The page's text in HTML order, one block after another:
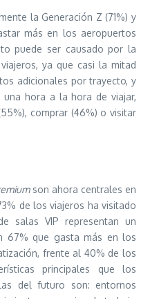
la Generación Z (71%) y
más en los aeropuertos
puede ser causado por la
ya que casi la mitad
adicionales por trayecto, y
hora a la hora de viajar,
comprar (46%) o visitar
son ahora centrales en
de los viajeros ha visitado
salas VIP representan un
67% que gasta más en los
frente al 40% de los
principales que los
del futuro son: entornos